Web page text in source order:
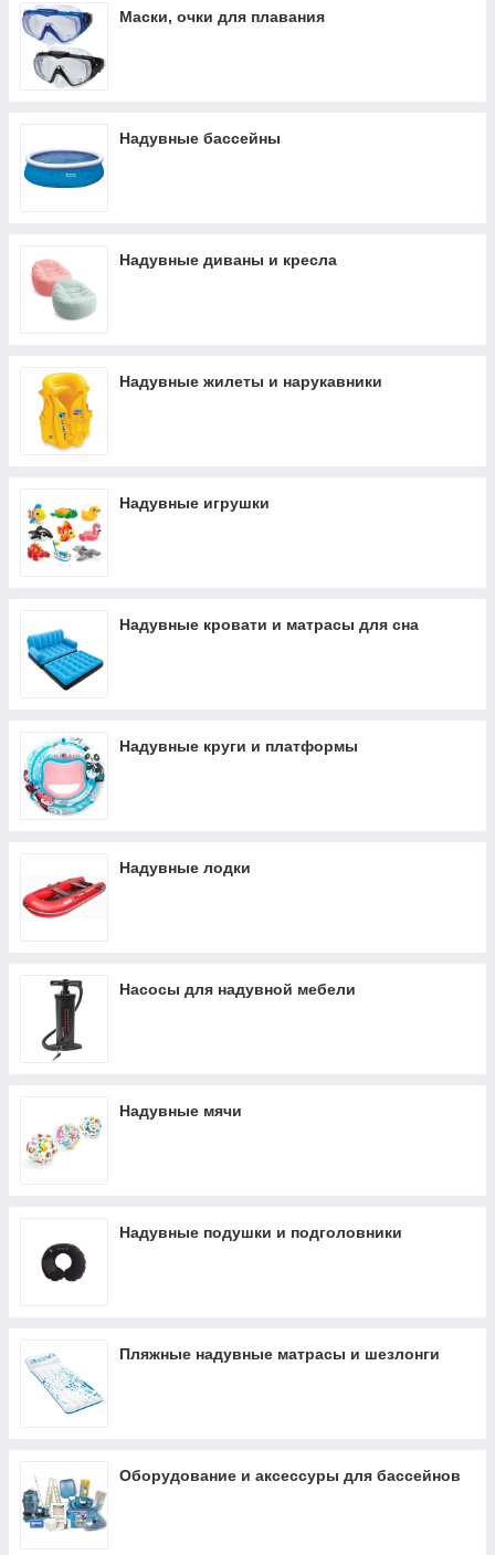
Маски, очки для плавания
Надувные бассейны
Надувные диваны и кресла
Надувные жилеты и нарукавники
Надувные игрушки
Надувные кровати и матрасы для сна
Надувные круги и платформы
Надувные лодки
Насосы для надувной мебели
Надувные мячи
Надувные подушки и подголовники
Пляжные надувные матрасы и шезлонги
Оборудование и аксессуры для бассейнов